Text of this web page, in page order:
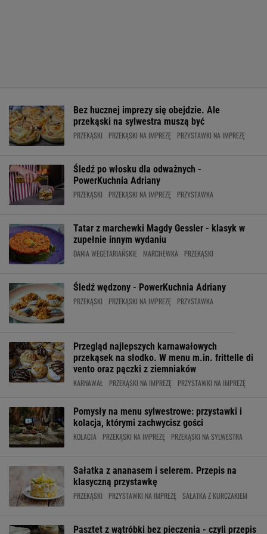
Bez hucznej imprezy się obejdzie. Ale
przekąski na sylwestra muszą być
PRZEKĄSKI PRZEKĄSKI NA IMPREZĘ PRZYSTAWKI NA IMPREZĘ
Śledź po włosku dla odważnych -
PowerKuchnia Adriany
PRZEKĄSKI PRZEKĄSKI NA IMPREZĘ PRZYSTAWKA
Tatar z marchewki Magdy Gessler - klasyk w
zupełnie innym wydaniu
DANIA WEGETARIAŃSKIE MARCHEWKA PRZEKĄSKI
Śledź wędzony - PowerKuchnia Adriany
PRZEKĄSKI PRZEKĄSKI NA IMPREZĘ PRZYSTAWKA
Przegląd najlepszych karnawałowych
przekąsek na słodko. W menu m.in. frittelle di
vento oraz pączki z ziemniaków
KARNAWAŁ PRZEKĄSKI NA IMPREZĘ PRZYSTAWKI NA IMPREZĘ
Pomysły na menu sylwestrowe: przystawki i
kolacja, którymi zachwycisz gości
KOLACJA PRZEKĄSKI NA IMPREZĘ PRZEKĄSKI NA SYLWESTRA
Sałatka z ananasem i selerem. Przepis na
klasyczną przystawkę
PRZEKĄSKI PRZYSTAWKI NA IMPREZĘ SAŁATKA Z KURCZAKIEM
Pasztet z wątróbki bez pieczenia - czyli przepis